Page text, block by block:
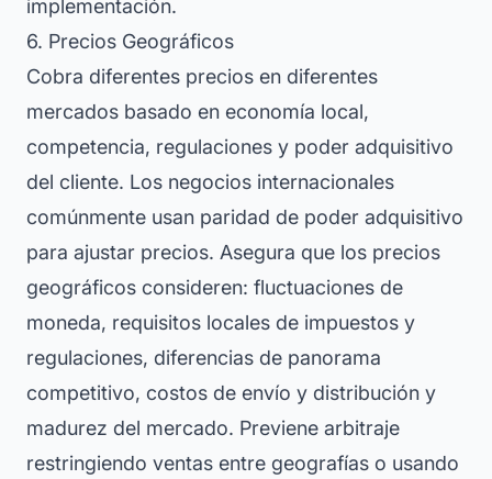
implementación.
6. Precios Geográficos
Cobra diferentes precios en diferentes
mercados basado en economía local,
competencia, regulaciones y poder adquisitivo
del cliente. Los negocios internacionales
comúnmente usan paridad de poder adquisitivo
para ajustar precios. Asegura que los precios
geográficos consideren: fluctuaciones de
moneda, requisitos locales de impuestos y
regulaciones, diferencias de panorama
competitivo, costos de envío y distribución y
madurez del mercado. Previene arbitraje
restringiendo ventas entre geografías o usando